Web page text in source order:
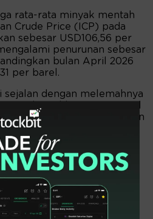
rata-rata minyak mentah
Crude Price (ICP) pada
sebesar USD106,56 per
penurunan sebesar
bulan April 2026
per barel.
sejalan dengan melemahnya
dunia, khususnya Dated
oleh meredanya ketegangan
Serikat, Israel, dan Iran.